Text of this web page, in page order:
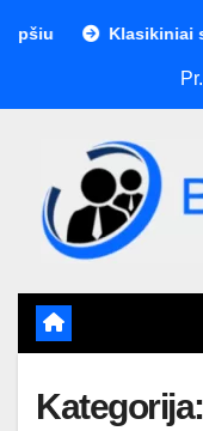
Klasikiniai
Kategorija: